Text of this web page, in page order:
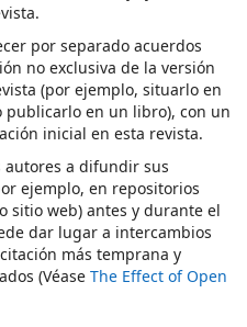
por separado acuerdos
no exclusiva de la versión
(por ejemplo, situarlo en
en un libro), con un
inicial en esta revista.
autores a difundir sus
ejemplo, en repositorios
sitio web) antes y durante el
dar lugar a intercambios
más temprana y
(Véase The Effect of Open